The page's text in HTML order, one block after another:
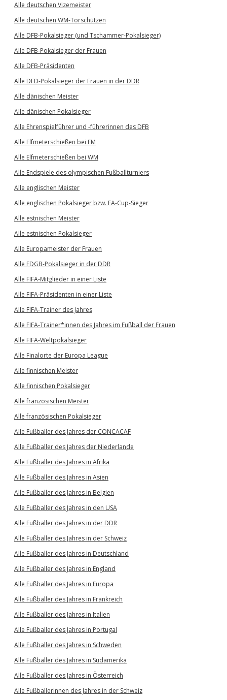
Alle deutschen Vizemeister
Alle deutschen WM-Torschützen
Alle DFB-Pokalsieger (und Tschammer-Pokalsieger)
Alle DFB-Pokalsieger der Frauen
Alle DFB-Präsidenten
Alle DFD-Pokalsieger der Frauen in der DDR
Alle dänischen Meister
Alle dänischen Pokalsieger
Alle Ehrenspielführer und -führerinnen des DFB
Alle Elfmeterschießen bei EM
Alle Elfmeterschießen bei WM
Alle Endspiele des olympischen Fußballturniers
Alle englischen Meister
Alle englischen Pokalsieger bzw. FA-Cup-Sieger
Alle estnischen Meister
Alle estnischen Pokalsieger
Alle Europameister der Frauen
Alle FDGB-Pokalsieger in der DDR
Alle FIFA-Mitglieder in einer Liste
Alle FIFA-Präsidenten in einer Liste
Alle FIFA-Trainer des Jahres
Alle FIFA-Trainer*innen des Jahres im Fußball der Frauen
Alle FIFA-Weltpokalsieger
Alle Finalorte der Europa League
Alle finnischen Meister
Alle finnischen Pokalsieger
Alle französischen Meister
Alle französischen Pokalsieger
Alle Fußballer des Jahres der CONCACAF
Alle Fußballer des Jahres der Niederlande
Alle Fußballer des Jahres in Afrika
Alle Fußballer des Jahres in Asien
Alle Fußballer des Jahres in Belgien
Alle Fußballer des Jahres in den USA
Alle Fußballer des Jahres in der DDR
Alle Fußballer des Jahres in der Schweiz
Alle Fußballer des Jahres in Deutschland
Alle Fußballer des Jahres in England
Alle Fußballer des Jahres in Europa
Alle Fußballer des Jahres in Frankreich
Alle Fußballer des Jahres in Italien
Alle Fußballer des Jahres in Portugal
Alle Fußballer des Jahres in Schweden
Alle Fußballer des Jahres in Südamerika
Alle Fußballer des Jahres in Österreich
Alle Fußballerinnen des Jahres in der Schweiz